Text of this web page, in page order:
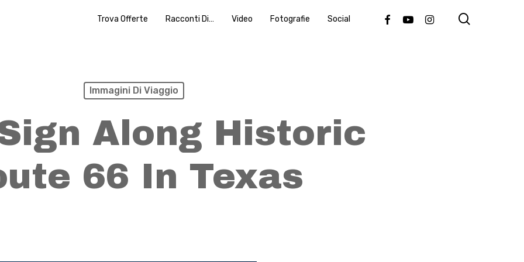
Trova Offerte Racconti Di… Video Fotografie Social FacebookYoutubeInstagram
Immagini Di Viaggio
Along Historic
66 In Texas